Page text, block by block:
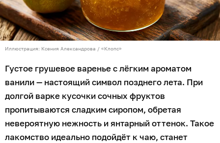
Иллюстрация: Ксения Александрова / «Клопс»
Густое грушевое варенье с лёгким ароматом
ванили — настоящий символ позднего лета. При
долгой варке кусочки сочных фруктов
пропитываются сладким сиропом, обретая
невероятную нежность и янтарный оттенок. Такое
лакомство идеально подойдёт к чаю, станет